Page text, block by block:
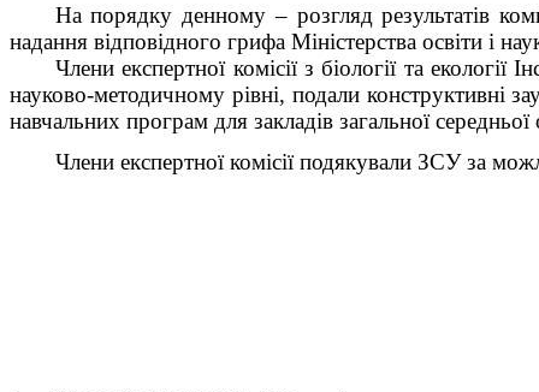
На порядку денному – розгляд результатів
надання відповідного грифа Міністерства освіти і
Члени експертної комісії з біології та екології
науково-методичному рівні, подали конструктивні
навчальних програм для закладів загальної
Члени експертної комісії подякували ЗСУ за